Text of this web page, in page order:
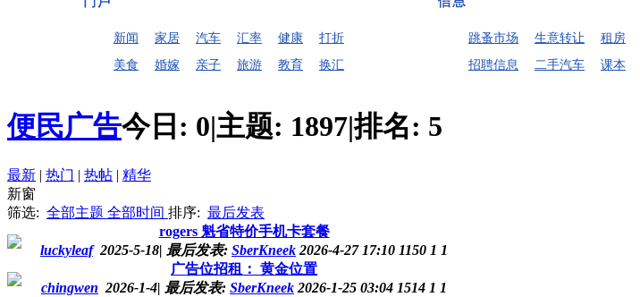
新闻 家居 汽车 汇率 健康
打折
美食
婚嫁 亲子 旅游 教育 换汇
跳蚤市场 生意转让 租房
招聘信息
二手汽车 课本
便民广告今日: 0|主题: 1897|排名: 5
最新 | 热门 | 热帖 | 精华
新窗
筛选: 全部主题 全部时间 排序: 最后发表
rogers 魁省特价手机卡套餐
luckyleaf 2025-5-18| 最后发表: SberKneek 2026-4-27 17:10 1150 1 1
广告位招租： 黄金位置
chingwen 2026-1-4| 最后发表: SberKneek 2026-1-25 03:04 1514 1 1